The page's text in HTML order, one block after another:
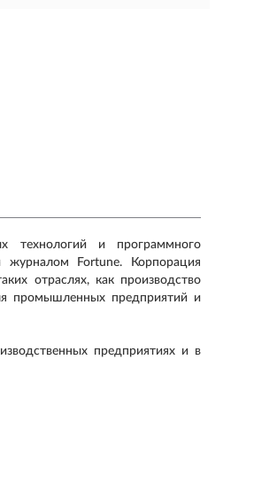
технологий и программного
Fortune. Корпорация
отраслях, как производство
промышленных предприятий и
предприятиях и в